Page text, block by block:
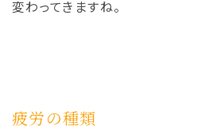
変わってきますね。
疲労の種類